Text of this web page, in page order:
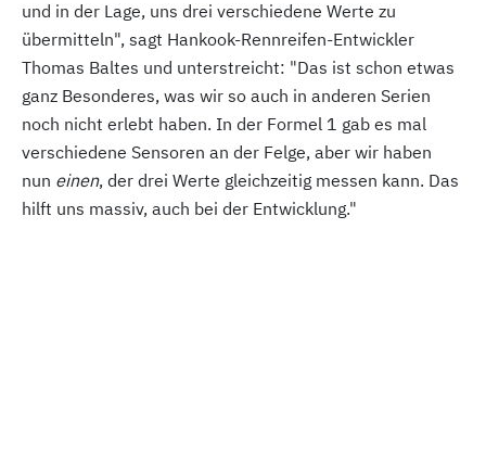
und in der Lage, uns drei verschiedene Werte zu
übermitteln", sagt Hankook-Rennreifen-Entwickler
Thomas Baltes und unterstreicht: "Das ist schon etwas
ganz Besonderes, was wir so auch in anderen Serien
noch nicht erlebt haben. In der Formel 1 gab es mal
verschiedene Sensoren an der Felge, aber wir haben
nun einen, der drei Werte gleichzeitig messen kann. Das
hilft uns massiv, auch bei der Entwicklung."